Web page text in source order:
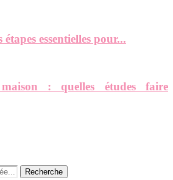
essentielles pour...
: quelles études faire